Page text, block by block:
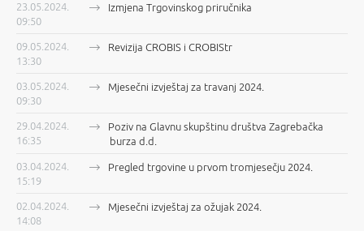
23.05.2024.
09:50
Izmjena Trgovinskog priručnika
09.05.2024.
13:30
Revizija CROBIS i CROBIStr
03.05.2024.
09:30
Mjesečni izvještaj za travanj 2024.
29.04.2024.
16:35
Poziv na Glavnu skupštinu društva Zagrebačka
burza d.d.
03.04.2024.
15:19
Pregled trgovine u prvom tromjesečju 2024.
02.04.2024.
14:08
Mjesečni izvještaj za ožujak 2024.